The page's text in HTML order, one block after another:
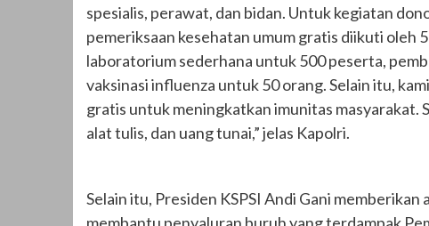
spesialis, perawat, dan bidan. Untuk kegiatan
pemeriksaan kesehatan umum gratis diikuti oleh
laboratorium sederhana untuk 500 peserta,
vaksinasi influenza untuk 50 orang. Selain itu,
gratis untuk meningkatkan imunitas masyarakat.
alat tulis, dan uang tunai,” jelas Kapolri.
Selain itu, Presiden KSPSI Andi Gani